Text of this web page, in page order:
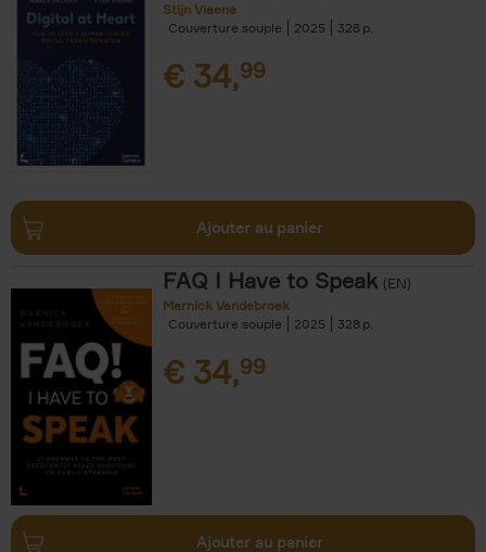
Stijn Viaene
Couverture souple
2025 328
€ 34,99
Ajouter au panier
FAQ I Have to Speak (EN)
Marnick Vandebroek
Couverture souple
2025 328
€ 34,99
Ajouter au panier